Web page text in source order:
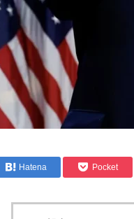
Hatena Pocket